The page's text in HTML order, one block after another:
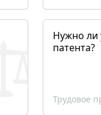
Нужно ли
патента?
Трудовое